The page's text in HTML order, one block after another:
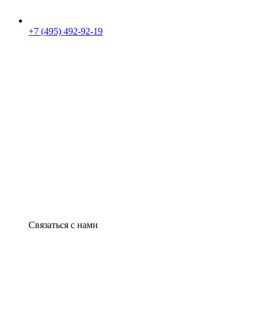
+7 (495) 492-92-19
Связаться с нами